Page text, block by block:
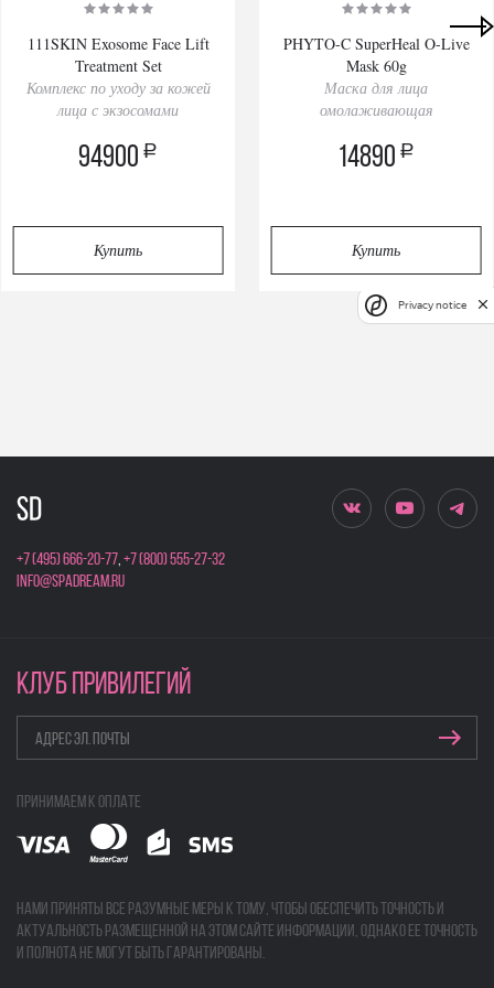
111SKIN Exosome Face Lift
Treatment Set
Комплекс по уходу за кожей
лица с экзосомами
94900 a
Купить
PHYTO-C SuperHeal O-Live
Mask 60g
Маска для лица
омолаживающая
14890 a
Купить
+7 (495) 666-20-77,+7 (800) 555-27-32
info@spadream.ru
КЛУБ ПРИВИЛЕГИЙ
Принимаем к оплате
Нами приняты все разумные меры к тому, чтобы обеспечить точность и
актуальность размещенной на этом сайте информации, однако ее точность
и полнота не могут быть гарантированы.
Privacy notice